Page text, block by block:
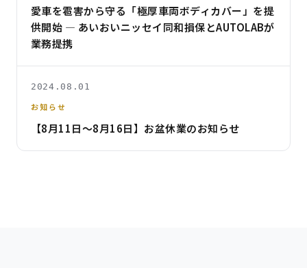
愛車を雹害から守る「極厚車両ボディカバー」を提
供開始 — あいおいニッセイ同和損保とAUTOLABが
業務提携
2024.08.01
お知らせ
【8月11日〜8月16日】お盆休業のお知らせ